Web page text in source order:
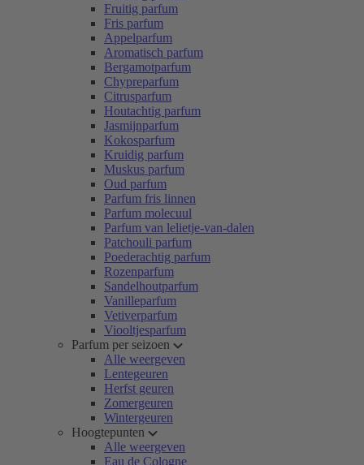
Fruitig parfum
Fris parfum
Appelparfum
Aromatisch parfum
Bergamotparfum
Chypreparfum
Citrusparfum
Houtachtig parfum
Jasmijnparfum
Kokosparfum
Kruidig parfum
Muskus parfum
Oud parfum
Parfum fris linnen
Parfum molecuul
Parfum van lelietje-van-dalen
Patchouli parfum
Poederachtig parfum
Rozenparfum
Sandelhoutparfum
Vanilleparfum
Vetiverparfum
Viooltjesparfum
Parfum per seizoen
Alle weergeven
Lentegeuren
Herfst geuren
Zomergeuren
Wintergeuren
Hoogtepunten
Alle weergeven
Eau de Cologne